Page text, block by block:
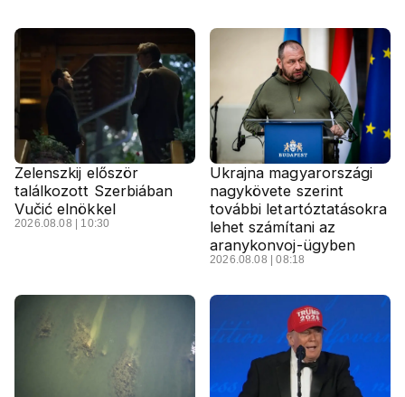
Zelenszkij először
találkozott Szerbiában
Vučić elnökkel
2026.08.08 | 10:30
Ukrajna magyarországi
nagykövete szerint
további letartóztatásokra
lehet számítani az
aranykonvoj-ügyben
2026.08.08 | 08:18